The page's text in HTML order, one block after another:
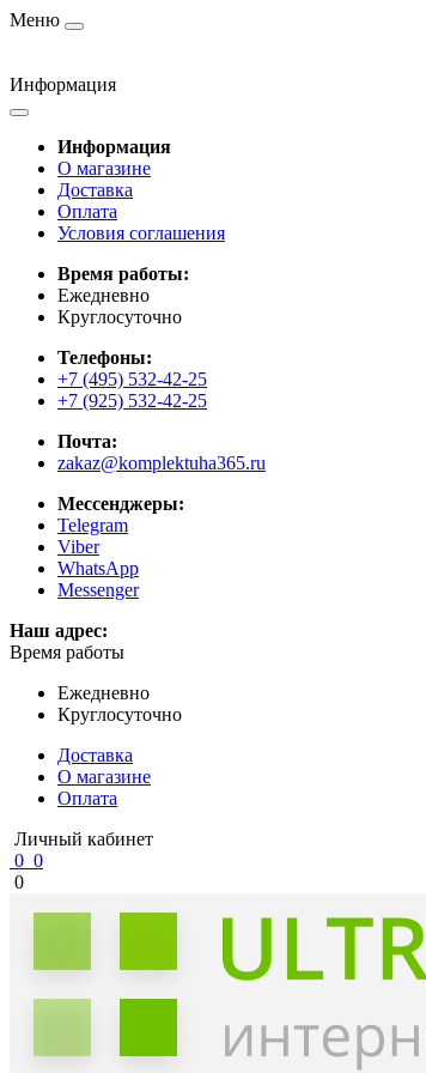
Меню
Информация
Информация
О магазине
Доставка
Оплата
Условия соглашения
Время работы:
Ежедневно
Круглосуточно
Телефоны:
+7 (495) 532-42-25
+7 (925) 532-42-25
Почта:
zakaz@komplektuha365.ru
Мессенджеры:
Telegram
Viber
WhatsApp
Messenger
Наш адрес:
Время работы
Ежедневно
Круглосуточно
Доставка
О магазине
Оплата
Личный кабинет
0 0
0